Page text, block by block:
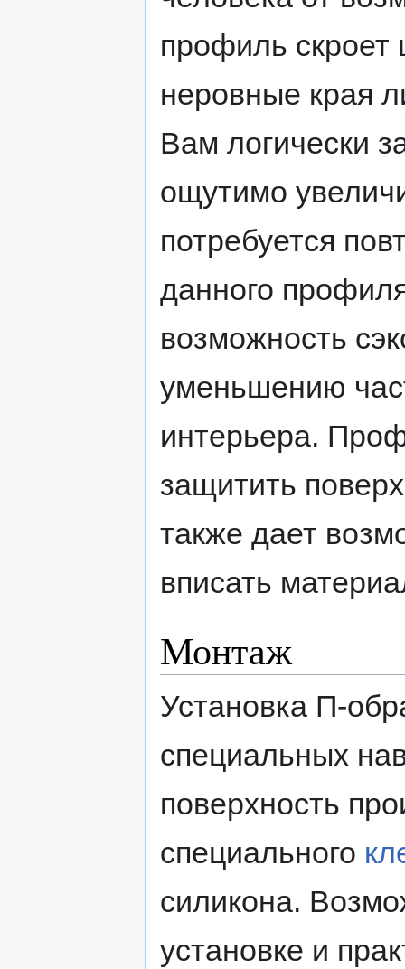
профиль
неровные края
Вам логически
ощутимо
потребуется
данного
возможность
уменьшению
интерьера.
защитить
также дает
вписать
Монтаж
Установка П-
специальных
поверхность
специального
силикона.
установке и